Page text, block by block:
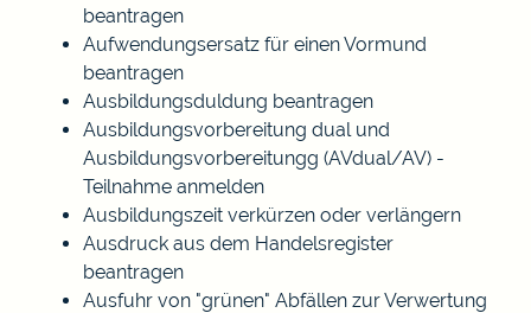
beantragen
Aufwendungsersatz für einen Vormund
beantragen
Ausbildungsduldung beantragen
Ausbildungsvorbereitung dual und
Ausbildungsvorbereitungg (AVdual/AV) -
Teilnahme anmelden
Ausbildungszeit verkürzen oder verlängern
Ausdruck aus dem Handelsregister
beantragen
Ausfuhr von "grünen" Abfällen zur Verwertung